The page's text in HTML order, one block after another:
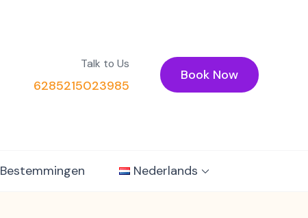
Talk to Us
6285215023985
Book Now
Bestemmingen Nederlands